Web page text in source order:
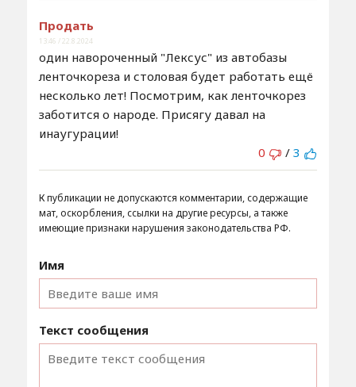
Продать
13:46 / 22.8.2024
один навороченный "Лексус" из автобазы
ленточкореза и столовая будет работать ещё
несколько лет! Посмотрим, как ленточкорез
заботится о народе. Присягу давал на
инаугурации!
0
/ 3
К публикации не допускаются комментарии, содержащие
мат, оскорбления, ссылки на другие ресурсы, а также
имеющие признаки нарушения законодательства РФ.
Имя
Текст сообщения